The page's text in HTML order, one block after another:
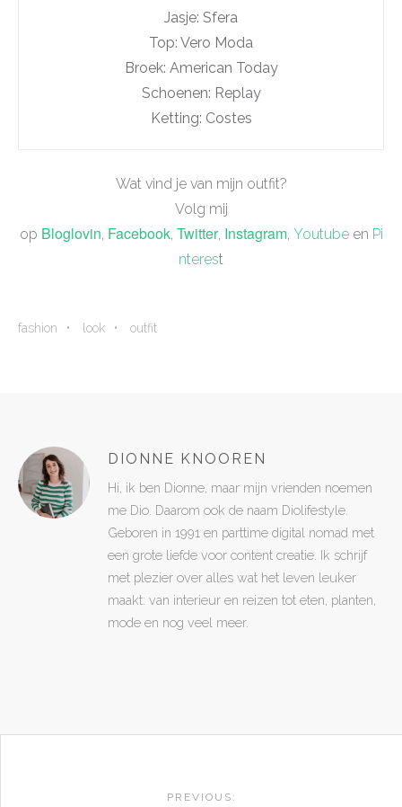
Jasje: Sfera
Top: Vero Moda
Broek: American Today
Schoenen: Replay
Ketting: Costes
Wat vind je van mijn outfit?
Volg mij
op Bloglovin Facebook, Twitter, Instagram, Youtubeen Pi
nterest
fashion look outfit
DIONNE KNOOREN
Hi, ik ben Dionne, maar mijn vrienden noemen
me Dio. Daarom ook de naam Diolifestyle.
Geboren in 1991 en parttime digital nomad met
een grote liefde voor content creatie. Ik schrijf
met plezier over alles wat het leven leuker
maakt: van interieur en reizen tot eten, planten,
mode en nog veel meer.
PREVIOUS: